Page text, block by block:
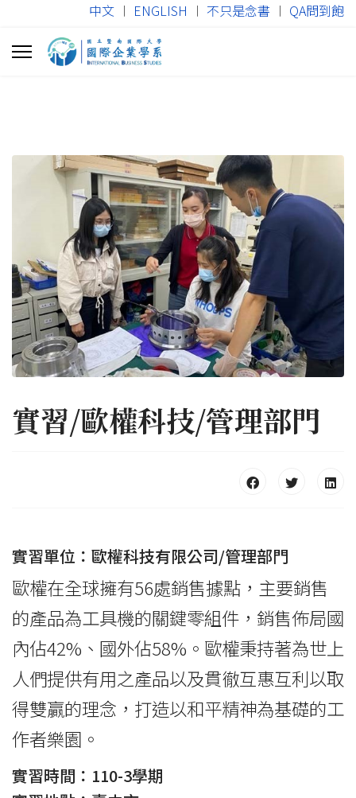
中文 ︱ ENGLISH ︱ 不只是念書 ︱ QA問到飽
實習/歐權科技/管理部門
實習單位：歐權科技有限公司/管理部門
歐權在全球擁有56處銷售據點，主要銷售
的產品為工具機的關鍵零組件，銷售佈局國
內佔42%、國外佔58%。歐權秉持著為世上
人們提供有用之產品以及貫徹互惠互利以取
得雙贏的理念，打造以和平精神為基礎的工
作者樂園。
實習時間：110-3學期